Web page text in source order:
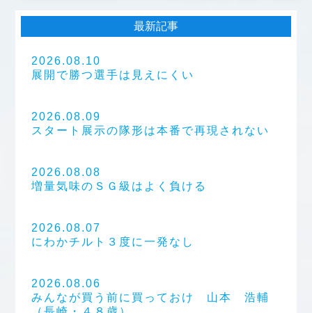
最新記事
2026.08.10
展開で勝つ選手は見えにくい
2026.08.09
スタート展示の隊形は本番で再現されない
2026.08.08
増量気味のＳＧ級はよく負ける
2026.08.07
にわかチルト３度に一発なし
2026.08.06
みんなが買う前に買っておけ 山本 浩輔